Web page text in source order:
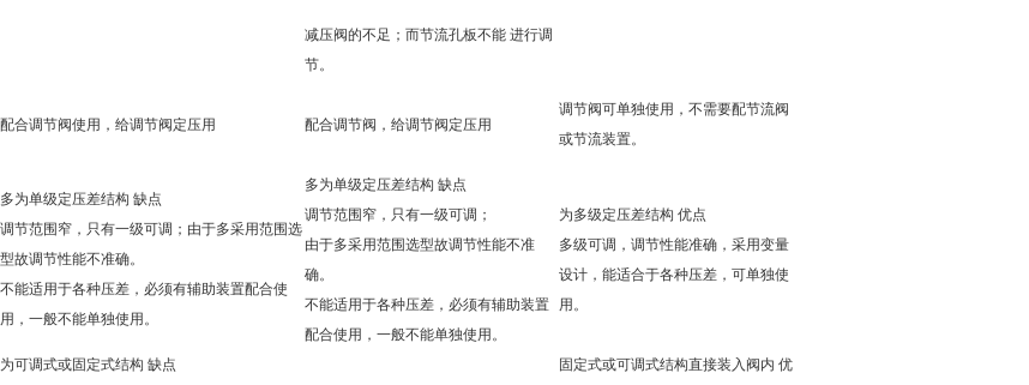
减压阀的不足；而节流孔板不能 进行调
节。
配合调节阀使用，给调节阀定压用 配合调节阀，给调节阀定压用
调节阀可单独使用，不需要配节流阀
或节流装置。
多为单级定压差结构 缺点
调节范围窄，只有一级可调；由于多采用范围选
型故调节性能不准确。
不能适用于各种压差，必须有辅助装置配合使
用，一般不能单独使用。
多为单级定压差结构 缺点
调节范围窄，只有一级可调；
由于多采用范围选型故调节性能不准
确。
不能适用于各种压差，必须有辅助装置
配合使用，一般不能单独使用。
为多级定压差结构 优点
多级可调，调节性能准确，采用变量
设计，能适合于各种压差，可单独使
用。
为可调式或固定式结构 缺点
固定式或可调式结构直接装入阀内 优